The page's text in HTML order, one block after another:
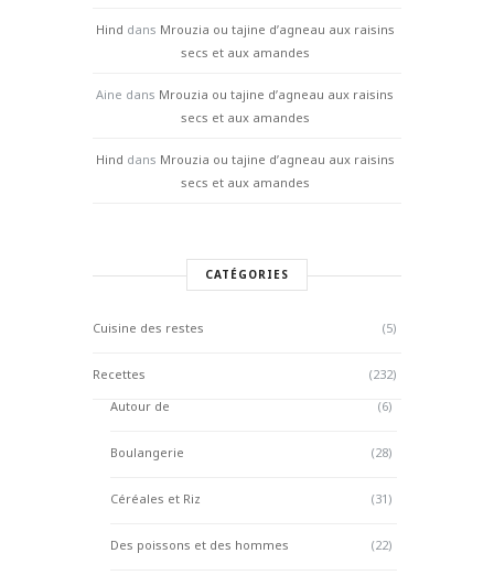
Hind dans Mrouzia ou tajine d’agneau aux raisins
secs et aux amandes
Aine dans Mrouzia ou tajine d’agneau aux raisins
secs et aux amandes
Hind dans Mrouzia ou tajine d’agneau aux raisins
secs et aux amandes
CATÉGORIES
Cuisine des restes (5)
Recettes
(232)
Autour de
(6)
Boulangerie (28)
Céréales et Riz (31)
Des poissons et des hommes (22)